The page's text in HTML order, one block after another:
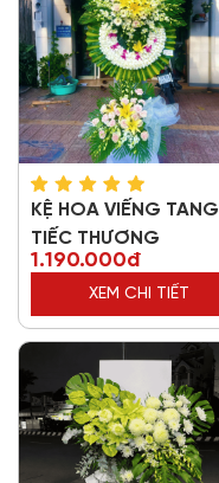
KỆ HOA VIẾNG TANG
TIẾC THƯƠNG
1.190.000đ
XEM CHI TIẾT